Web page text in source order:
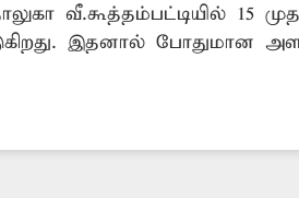
வீ.கூத்தம்பட்டியில் 15
இதனால் போதுமான
2 நாட்களுக்கு